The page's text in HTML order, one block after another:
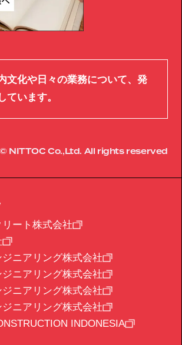
文化や日々の業務について、発
ています。
© NITTOC Co.,Ltd. All rights reserved
ート株式会社
ニアリング株式会社
ニアリング株式会社
ニアリング株式会社
ニアリング株式会社
INDONESIA